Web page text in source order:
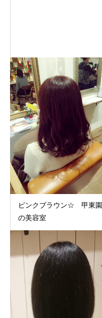
ピンクブラウン☆ 甲東園
の美容室